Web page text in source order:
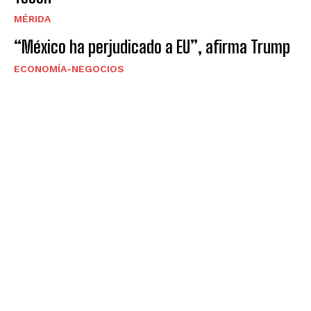
MÉRIDA
“México ha perjudicado a EU”, afirma Trump
ECONOMÍA-NEGOCIOS